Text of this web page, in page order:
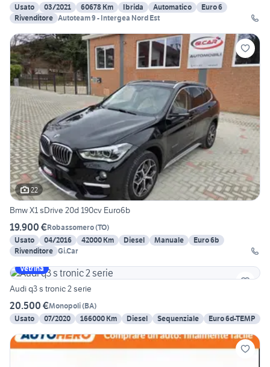
Usato 03/2021 60678 Km Ibrida Automatico
Euro 6
Rivenditore Autoteam 9 - Intergea Nord Est
22
Bmw X1 sDrive 20d 190cv Euro6b
19.900 €Robassomero(TO)
Usato
04/2016 42000 Km Diesel Manuale
Euro 6b
Rivenditore Gi.Car
Vetrina
Audi q3 s tronic 2 serie
20.500 €Monopoli(BA)
Usato
07/2020 166000 Km Diesel Sequenziale Euro 6d-TEMP